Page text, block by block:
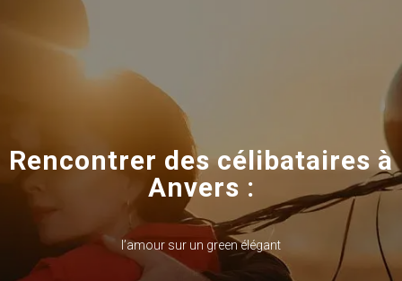
Rencontrer des célibataires à
Anvers :
l’amour sur un green élégant